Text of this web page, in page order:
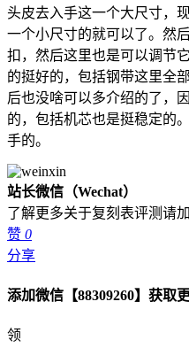
头皮去入手这一个大尺寸，
一个小尺寸的就可以了。然
扣，然后这里也是可以调节
的挺好的，包括钢带这里全
后也没啥可以多介绍的了，
的，包括机芯也是挺稳定的
手的。
站长微信（Wechat）
了解更多关于复刻表评测请
赞 0
分享
添加微信【88309260】获取
领